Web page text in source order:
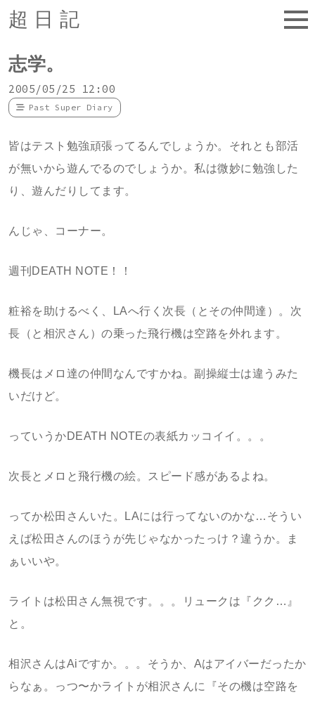
超日記
志学。
2005/05/25 12:00
Past Super Diary
皆はテスト勉強頑張ってるんでしょうか。それとも部活
が無いから遊んでるのでしょうか。私は微妙に勉強した
り、遊んだりしてます。
んじゃ、コーナー。
週刊DEATH NOTE！！
粧裕を助けるべく、LAへ行く次長（とその仲間達）。次
長（と相沢さん）の乗った飛行機は空路を外れます。
機長はメロ達の仲間なんですかね。副操縦士は違うみた
いだけど。
っていうかDEATH NOTEの表紙カッコイイ。。。
次長とメロと飛行機の絵。スピード感があるよね。
ってか松田さんいた。LAには行ってないのかな…そうい
えば松田さんのほうが先じゃなかったっけ？違うか。ま
ぁいいや。
ライトは松田さん無視です。。。リュークは『クク…』
と。
相沢さんはAiですか。。。そうか、Aはアイバーだったか
らなぁ。っつ〜かライトが相沢さんに『その機は空路を